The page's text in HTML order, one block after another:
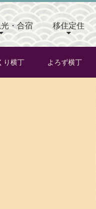
・合宿 移住定住
り横丁 よろず横丁